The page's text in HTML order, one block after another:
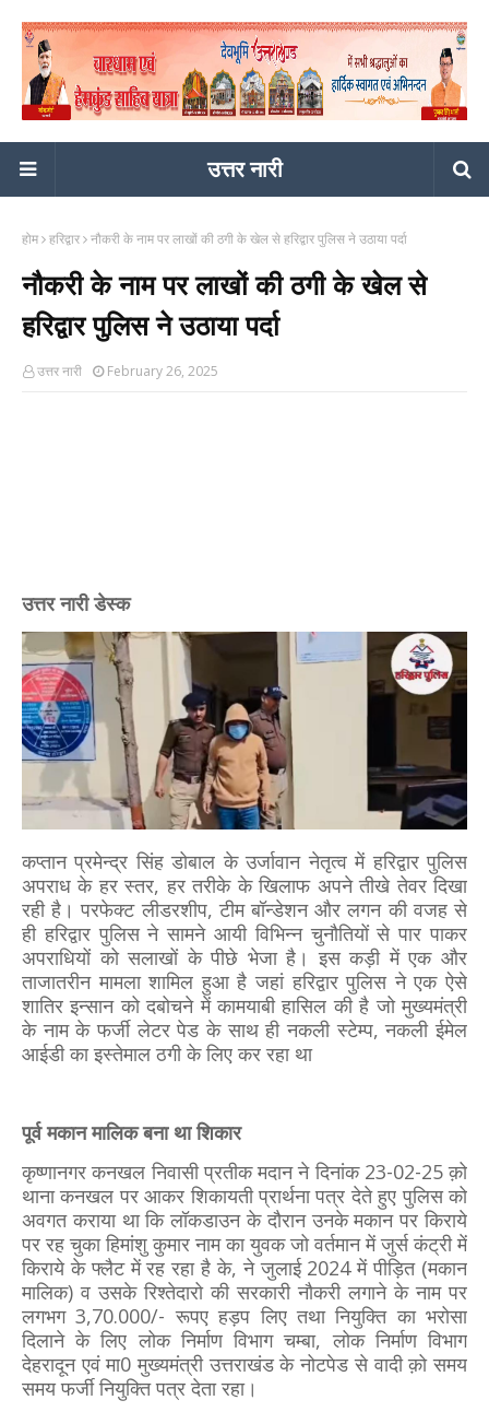
उत्तर नारी
होम हरिद्वार नौकरी के नाम पर लाखों की ठगी के खेल से हरिद्वार पुलिस ने उठाया पर्दा
नौकरी के नाम पर लाखों की ठगी के खेल से
हरिद्वार पुलिस ने उठाया पर्दा
उत्तर नारी February 26, 2025
उत्तर नारी डेस्क
कप्तान प्रमेन्द्र सिंह डोबाल के उर्जावान नेतृत्व में हरिद्वार पुलिस
अपराध के हर स्तर, हर तरीके के खिलाफ अपने तीखे तेवर दिखा
रही है। परफेक्ट लीडरशीप, टीम बॉन्डेशन और लगन की वजह से
ही हरिद्वार पुलिस ने सामने आयी विभिन्न चुनौतियों से पार पाकर
अपराधियों को सलाखों के पीछे भेजा है। इस कड़ी में एक और
ताजातरीन मामला शामिल हुआ है जहां हरिद्वार पुलिस ने एक ऐसे
शातिर इन्सान को दबोचने में कामयाबी हासिल की है जो मुख्यमंत्री
के नाम के फर्जी लेटर पेड के साथ ही नकली स्टेम्प, नकली ईमेल
आईडी का इस्तेमाल ठगी के लिए कर रहा था
पूर्व मकान मालिक बना था शिकार
कृष्णानगर कनखल निवासी प्रतीक मदान ने दिनांक 23-02-25 क़ो
थाना कनखल पर आकर शिकायती प्रार्थना पत्र देते हुए पुलिस को
अवगत कराया था कि लॉकडाउन के दौरान उनके मकान पर किराये
पर रह चुका हिमांशु कुमार नाम का युवक जो वर्तमान में जुर्स कंट्री में
किराये के फ्लैट में रह रहा है के, ने जुलाई 2024 में पीड़ित (मकान
मालिक) व उसके रिश्तेदारो की सरकारी नौकरी लगाने के नाम पर
लगभग 3,70.000/- रूपए हड़प लिए तथा नियुक्ति का भरोसा
दिलाने के लिए लोक निर्माण विभाग चम्बा, लोक निर्माण विभाग
देहरादून एवं मा0 मुख्यमंत्री उत्तराखंड के नोटपेड से वादी क़ो समय
समय फर्जी नियुक्ति पत्र देता रहा।